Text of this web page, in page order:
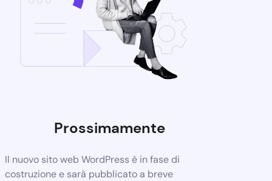
Prossimamente
Il nuovo sito web WordPress è in fase di
costruzione e sarà pubblicato a breve